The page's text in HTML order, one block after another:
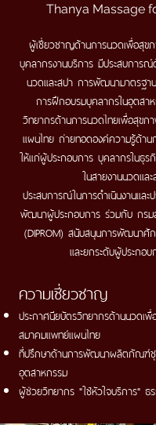
Thanya Massage
ผู้เชี่ยวชาญด้านการนวดเพื่อสุข
บุคลากรงานบริการ มีประสบการ
นวดและสปา การพัฒนามาตรฐา
การฝึกอบรมบุคลากรในอุตสา
วิทยากรด้านการนวดไทยเพื่อสุข
แผนไทย ถ่ายทอดองค์ความรู้ด้า
ให้แก่ผู้ประกอบการ บุคลากรในธุร
ในสายงานนวดแล
ประสบการณ์ในการดำเนินงานและ
พัฒนาผู้ประกอบการ ร่วมกับ กรม
(DIPROM) สนับสนุนการพัฒนาศั
และยกระดับผู้ประกอบ
ความเชี่ยวชาญ
ประกาศนียบัตรวิทยากรด้านนวดเ
สมาคมแพทย์แผนไทย
ที่ปรึกษาด้านการพัฒนาผลิตภัณฑ์ชุ
อุตสาหกรรม
ผู้ช่วยวิทยากร "ใช้หัวใจบริการ" ธ